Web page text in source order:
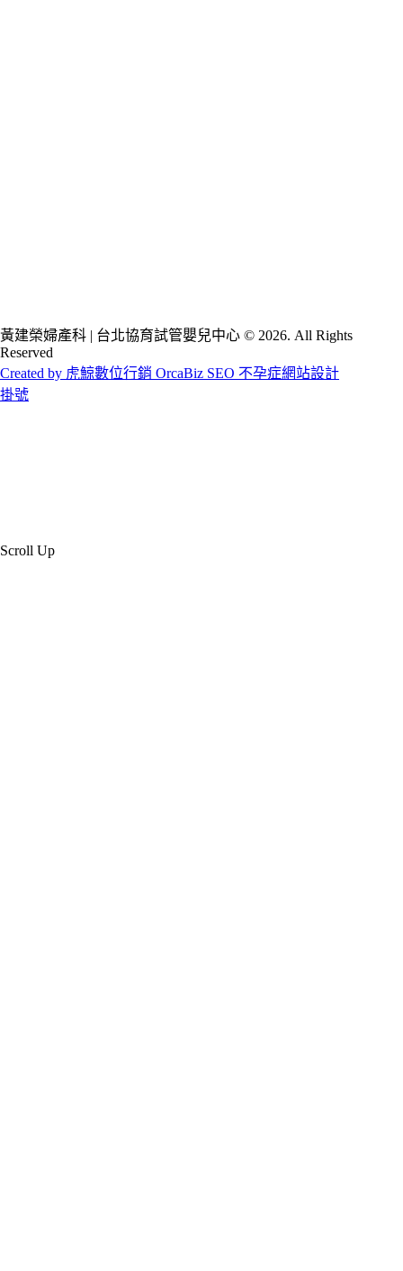
黃建榮婦產科 | 台北協育試管嬰兒中心 © 2026. All Rights
Reserved
Created by 虎鯨數位行銷 OrcaBiz SEO 不孕症網站設計
掛號
Scroll Up